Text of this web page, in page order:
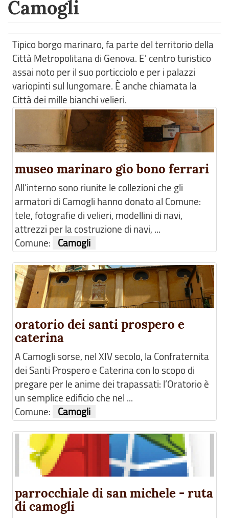
Camogli
Tipico borgo marinaro, fa parte del territorio della
Città Metropolitana di Genova. E' centro turistico
assai noto per il suo porticciolo e per i palazzi
variopinti sul lungomare. È anche chiamata la
Città dei mille bianchi velieri.
museo marinaro gio bono ferrari
All’interno sono riunite le collezioni che gli
armatori di Camogli hanno donato al Comune:
tele, fotografie di velieri, modellini di navi,
attrezzi per la costruzione di navi, ...
Comune:
Camogli
oratorio dei santi prospero e
caterina
A Camogli sorse, nel XIV secolo, la Confraternita
dei Santi Prospero e Caterina con lo scopo di
pregare per le anime dei trapassati: l’Oratorio è
un semplice edificio che nel ...
Comune:
Camogli
parrocchiale di san michele - ruta
di camogli